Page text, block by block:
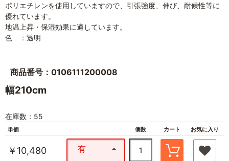
ポリエチレンを使用していますので、引張強度、伸び、耐候性等に
優れています。
地温上昇・保湿効果に適しています。
色 ：透明
商品番号：0106111200008
幅210cm
在庫数：55
単価 個数 カート お気に入り
￥10,480 有